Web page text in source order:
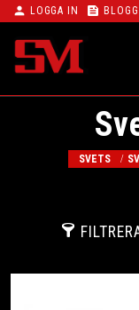
Meny
person LOGGA IN feed BLOGG
SVETS